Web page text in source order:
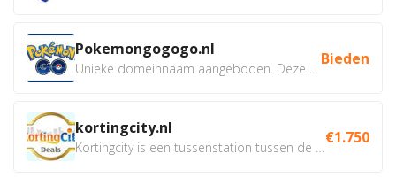
Pokemongogogo.nl Bieden
kortingcity.nl €1.750